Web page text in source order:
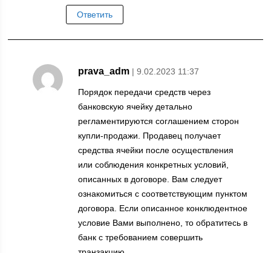
Ответить
prava_adm | 9.02.2023 11:37
Порядок передачи средств через
банковскую ячейку детально
регламентируются соглашением сторон
купли-продажи. Продавец получает
средства ячейки после осуществления
или соблюдения конкретных условий,
описанных в договоре. Вам следует
ознакомиться с соответствующим пунктом
договора. Если описанное конклюдентное
условие Вами выполнено, то обратитесь в
банк с требованием совершить